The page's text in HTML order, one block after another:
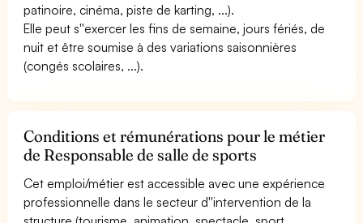
patinoire, cinéma, piste de karting, ...).
Elle peut s''exercer les fins de semaine, jours fériés, de
nuit et être soumise à des variations saisonnières
(congés scolaires, ...).
Conditions et rémunérations pour le métier
de Responsable de salle de sports
Cet emploi/métier est accessible avec une expérience
professionnelle dans le secteur d''intervention de la